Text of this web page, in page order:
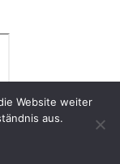
Website weiter
aus.